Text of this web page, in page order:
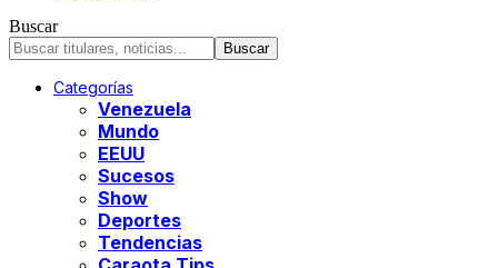
Buscar
Categorías
Venezuela
Mundo
EEUU
Sucesos
Show
Deportes
Tendencias